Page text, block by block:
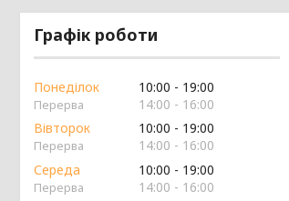
Графік роботи
Понеділок 10:00
19:00
14:00
16:00
Вівторок
10:00
19:00
14:00
16:00
Середа
10:00
19:00
14:00
16:00